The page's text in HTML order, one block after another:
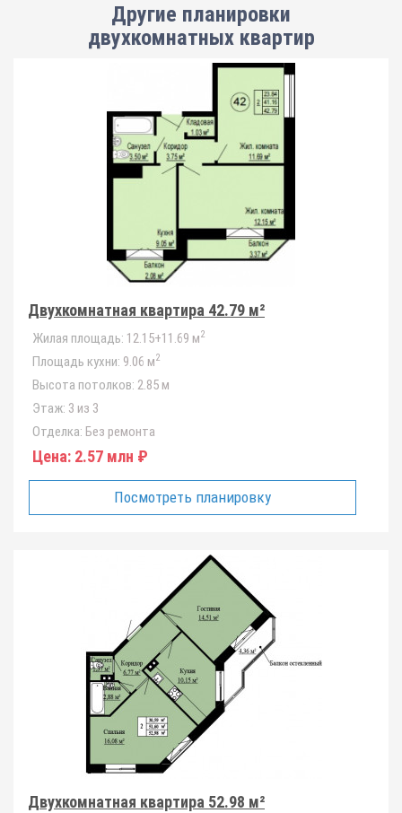
Другие планировки
двухкомнатных квартир
Двухкомнатная квартира 42.79 м²
Жилая площадь: 12.15+11.69 м2
Площадь кухни: 9.06 м2
Высота потолков: 2.85 м
Этаж: 3 из 3
Отделка: Без ремонта
Цена: 2.57 млн ₽
Посмотреть планировку
Двухкомнатная квартира 52.98 м²